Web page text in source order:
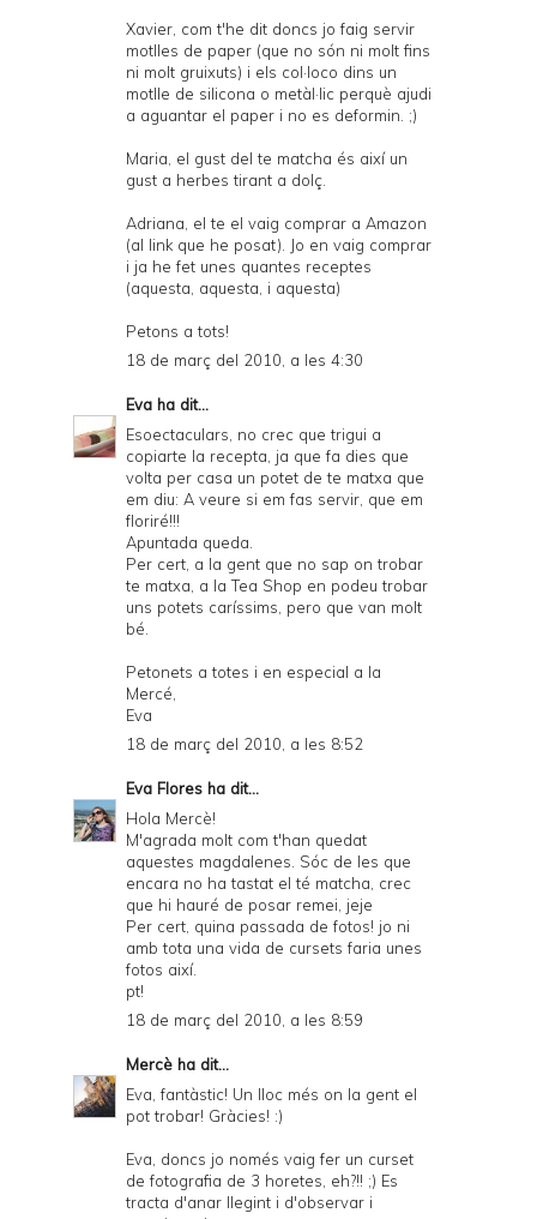
Xavier, com t'he dit doncs jo faig servir
motlles de paper (que no són ni molt fins
ni molt gruixuts) i els col·loco dins un
motlle de silicona o metàl·lic perquè ajudi
a aguantar el paper i no es deformin. ;)
Maria, el gust del te matcha és així un
gust a herbes tirant a dolç.
Adriana, el te el vaig comprar a Amazon
(al link que he posat). Jo en vaig comprar
i ja he fet unes quantes receptes
(aquesta aquesta , i aquesta)
Petons a tots!
18 de març del 2010, a les 4:30
Eva ha dit...
Esoectaculars, no crec que trigui a
copiarte la recepta, ja que fa dies que
volta per casa un potet de te matxa que
em diu: A veure si em fas servir, que em
floriré!!!
Apuntada queda.
Per cert, a la gent que no sap on trobar
te matxa, a la Tea Shop en podeu trobar
uns potets caríssims, pero que van molt
bé.
Petonets a totes i en especial a la
Mercé,
Eva
18 de març del 2010, a les 8:52
Eva Flores ha dit...
Hola Mercè!
M'agrada molt com t'han quedat
aquestes magdalenes. Sóc de les que
encara no ha tastat el té matcha, crec
que hi hauré de posar remei, jeje
Per cert, quina passada de fotos! jo ni
amb tota una vida de cursets faria unes
fotos així.
pt!
18 de març del 2010, a les 8:59
Mercè ha dit...
Eva, fantàstic! Un lloc més on la gent el
pot trobar! Gràcies! :)
Eva, doncs jo només vaig fer un curset
de fotografia de 3 horetes, eh?!! ;) Es
tracta d'anar llegint i d'observar i